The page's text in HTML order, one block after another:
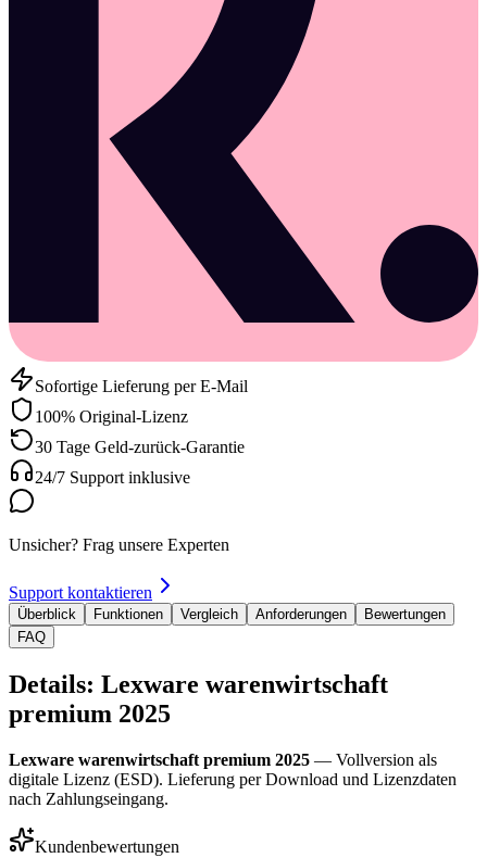
Sofortige Lieferung per E-Mail
100% Original-Lizenz
30 Tage Geld-zurück-Garantie
24/7 Support inklusive
Unsicher? Frag unsere Experten
Support kontaktieren
Überblick Funktionen Vergleich Anforderungen
Bewertungen
FAQ
Details: Lexware warenwirtschaft
premium 2025
Lexware warenwirtschaft premium 2025 — Vollversion als
digitale Lizenz (ESD). Lieferung per Download und Lizenzdaten
nach Zahlungseingang.
Kundenbewertungen